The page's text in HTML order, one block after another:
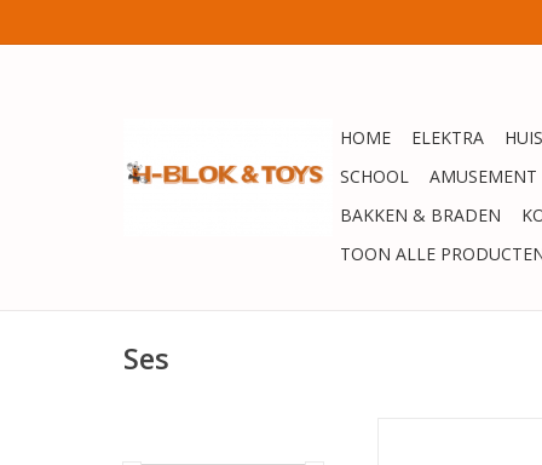
HOME ELEKTRA
SCHOOL
AMUSEMENT
BAKKEN & BRADEN
TOON ALLE
Ses